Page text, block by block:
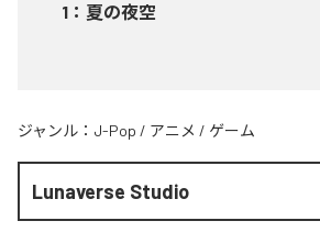
1 ： 夏の夜空
ジャンル： J-Pop / アニメ / ゲーム
Lunaverse Studio